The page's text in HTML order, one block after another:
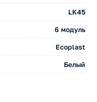
LK45
6 модуль
Ecoplast
Белый